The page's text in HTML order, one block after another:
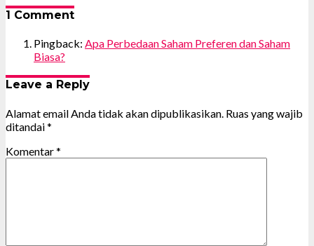
1 Comment
Pingback: Apa Perbedaan Saham Preferen dan Saham
Biasa?
Leave a Reply
Alamat email Anda tidak akan dipublikasikan. Ruas yang wajib
ditandai*
Komentar*